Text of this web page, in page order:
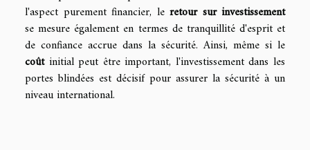
l'aspect purement financier, le retour sur investissement
se mesure également en termes de tranquillité d'esprit et
de confiance accrue dans la sécurité. Ainsi, même si le
coûtinitial peut être important, l'investissement dans les
portes blindées est décisif pour assurer la sécurité à un
niveau international.